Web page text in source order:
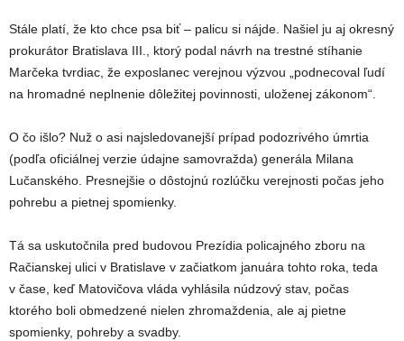
Stále platí, že kto chce psa biť – palicu si nájde. Našiel ju aj okresný
prokurátor Bratislava III., ktorý podal návrh na trestné stíhanie
Marčeka tvrdiac, že exposlanec verejnou výzvou „podnecoval ľudí
na hromadné neplnenie dôležitej povinnosti, uloženej zákonom“.
O čo išlo? Nuž o asi najsledovanejší prípad podozrivého úmrtia
(podľa oficiálnej verzie údajne samovražda) generála Milana
Lučanského. Presnejšie o dôstojnú rozlúčku verejnosti počas jeho
pohrebu a pietnej spomienky.
Tá sa uskutočnila pred budovou Prezídia policajného zboru na
Račianskej ulici v Bratislave v začiatkom januára tohto roka, teda
v čase, keď Matovičova vláda vyhlásila núdzový stav, počas
ktorého boli obmedzené nielen zhromaždenia, ale aj pietne
spomienky, pohreby a svadby.